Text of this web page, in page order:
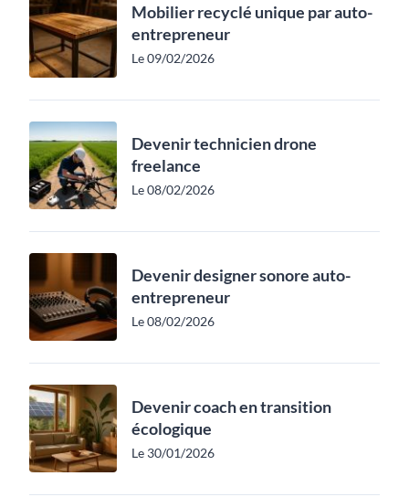
Mobilier recyclé unique par auto-
entrepreneur
Le 09/02/2026
Devenir technicien drone
freelance
Le 08/02/2026
Devenir designer sonore auto-
entrepreneur
Le 08/02/2026
Devenir coach en transition
écologique
Le 30/01/2026